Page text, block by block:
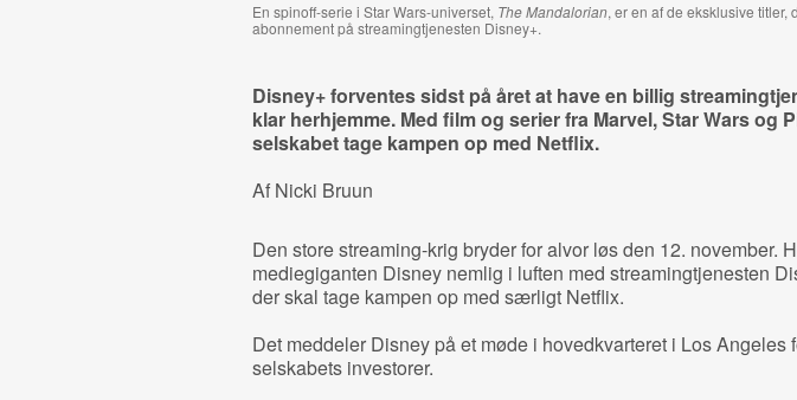
En spinoff-serie i Star Wars-universet, The Mandalorian, er en af de eksklusive titler,
abonnement på streamingtjenesten Disney+.
Disney+ forventes sidst på året at have en billig
klar herhjemme. Med film og serier fra Marvel, Star Wars og
selskabet tage kampen op med Netflix.
Af Nicki Bruun
Den store streaming-krig bryder for alvor løs den 12. november.
mediegiganten Disney nemlig i luften med streamingtjenesten
der skal tage kampen op med særligt Netflix.
Det meddeler Disney på et møde i hovedkvarteret i Los Angeles
selskabets investorer.